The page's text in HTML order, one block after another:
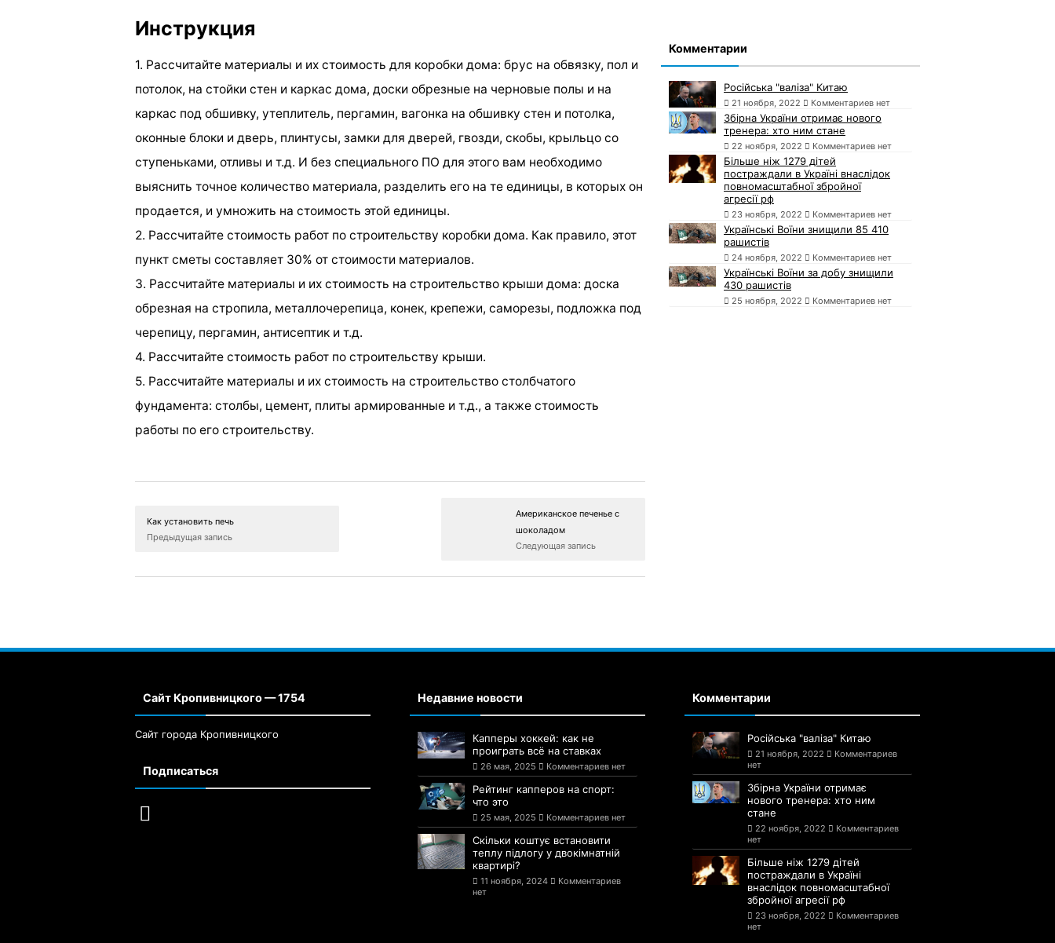
Инструкция
1. Рассчитайте материалы и их стоимость для коробки дома: брус на обвязку, пол и
потолок, на стойки стен и каркас дома, доски обрезные на черновые полы и на
каркас под обшивку, утеплитель, пергамин, вагонка на обшивку стен и потолка,
оконные блоки и дверь, плинтусы, замки для дверей, гвозди, скобы, крыльцо со
ступеньками, отливы и т.д. И без специального ПО для этого вам необходимо
выяснить точное количество материала, разделить его на те единицы, в которых он
продается, и умножить на стоимость этой единицы.
2. Рассчитайте стоимость работ по строительству коробки дома. Как правило, этот
пункт сметы составляет 30% от стоимости материалов.
3. Рассчитайте материалы и их стоимость на строительство крыши дома: доска
обрезная на стропила, металлочерепица, конек, крепежи, саморезы, подложка под
черепицу, пергамин, антисептик и т.д.
4. Рассчитайте стоимость работ по строительству крыши.
5. Рассчитайте материалы и их стоимость на строительство столбчатого
фундамента: столбы, цемент, плиты армированные и т.д., а также стоимость
работы по его строительству.
Как установить печь
Предыдущая запись
Американское печенье с
шоколадом
Следующая запись
Комментарии
Російська "валіза" Китаю
21 ноября, 2022 Комментариев нет
Збірна України отримає нового
тренера: хто ним стане
22 ноября, 2022 Комментариев нет
Більше ніж 1279 дітей
постраждали в Україні внаслідок
повномасштабної збройної
агресії рф
23 ноября, 2022 Комментариев нет
Українські Воїни знищили 85 410
рашистів
24 ноября, 2022 Комментариев нет
Українські Воїни за добу знищили
430 рашистів
25 ноября, 2022 Комментариев нет
Сайт Кропивницкого — 1754
Сайт города Кропивницкого
Подписаться
Недавние новости
Капперы хоккей: как не
проиграть всё на ставках
26 мая, 2025 Комментариев нет
Рейтинг капперов на спорт:
что это
25 мая, 2025 Комментариев нет
Скільки коштує встановити
теплу підлогу у двокімнатній
квартирі?
11 ноября, 2024
Комментариев
нет
Комментарии
Російська "валіза" Китаю
21 ноября, 2022
Комментариев
нет
Збірна України отримає
нового тренера: хто ним
стане
22 ноября, 2022
Комментариев
нет
Більше ніж 1279 дітей
постраждали в Україні
внаслідок повномасштабної
збройної агресії рф
23 ноября, 2022
Комментариев
нет